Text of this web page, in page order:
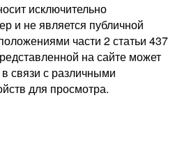
исключительно
и не является публичной
части 2 статьи 437
на сайте может
связи с различными
для просмотра.